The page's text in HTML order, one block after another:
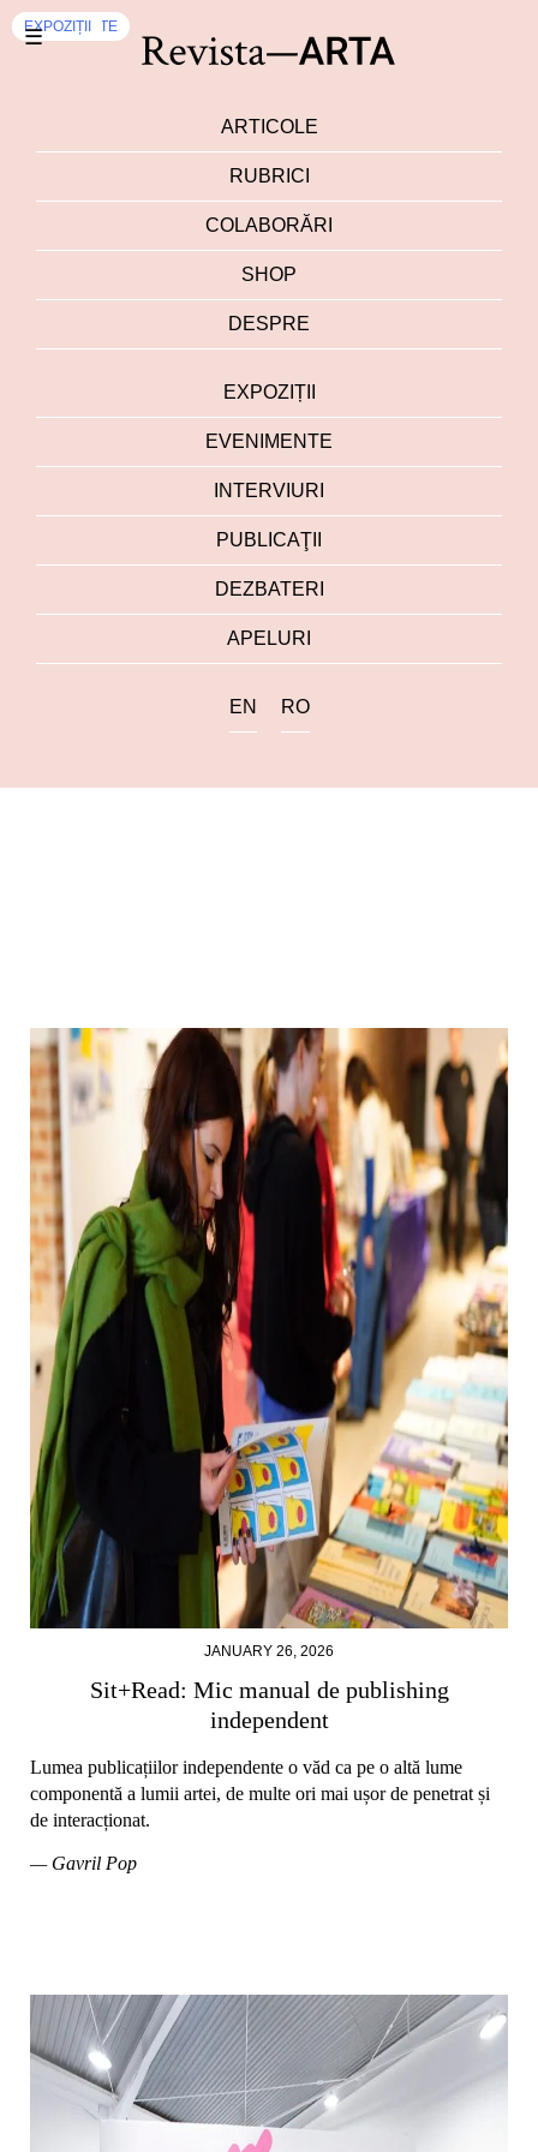
☰
ARTICOLE
RUBRICI
COLABORĂRI
SHOP
DESPRE
EXPOZIȚII
EVENIMENTE
INTERVIURI
PUBLICAŢII
DEZBATERI
APELURI
EN RO
EVENIMENTE
JANUARY 26, 2026
Sit+Read: Mic manual de publishing
independent
Lumea publicațiilor independente o văd ca pe o altă lume
componentă a lumii artei, de multe ori mai ușor de penetrat și
de interacționat.
— Gavril Pop
EXPOZIȚII